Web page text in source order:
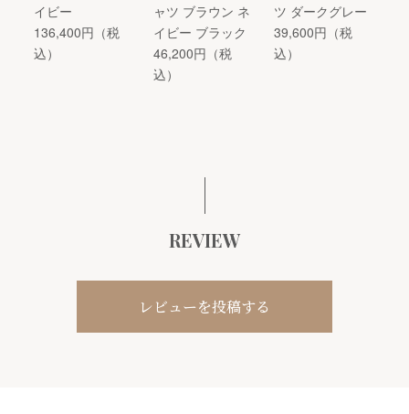
イビー
136,400円（税
込）
ャツ ブラウン ネ
イビー ブラック
46,200円（税
込）
ツ ダークグレー
39,600円（税
込）
REVIEW
レビューを投稿する